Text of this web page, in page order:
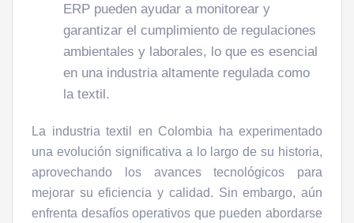
ERP pueden ayudar a monitorear y
garantizar el cumplimiento de regulaciones
ambientales y laborales, lo que es esencial
en una industria altamente regulada como
la textil.
La industria textil en Colombia ha experimentado
una evolución significativa a lo largo de su historia,
aprovechando los avances tecnológicos para
mejorar su eficiencia y calidad. Sin embargo, aún
enfrenta desafíos operativos que pueden abordarse